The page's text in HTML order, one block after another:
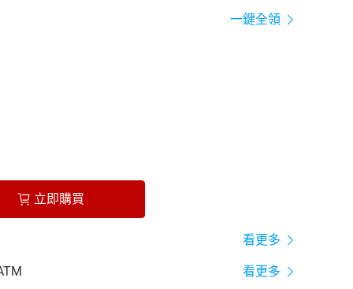
一鍵全領
立即購買
看更多
看更多